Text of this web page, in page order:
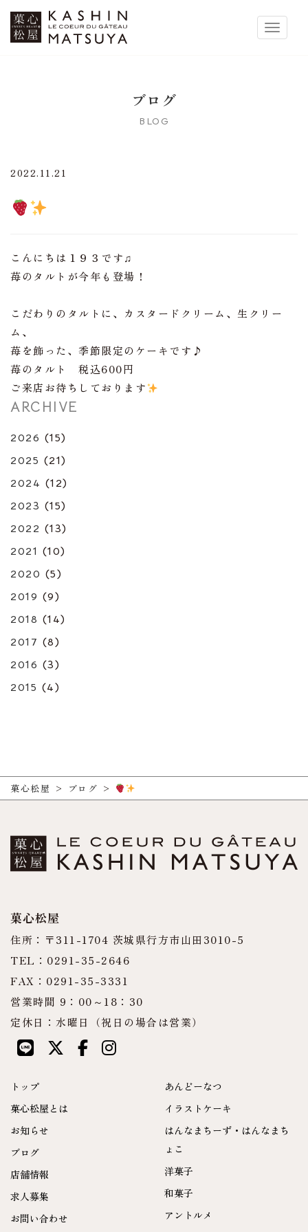
ブログ
BLOG
2022.11.21
こんにちは１９３です♫
苺のタルトが今年も登場！
こだわりのタルトに、カスタードクリーム、生クリー
ム、
苺を飾った、季節限定のケーキです♪
苺のタルト 税込600円
ご来店お待ちしております
ARCHIVE
2026 (15)
2025 (21)
2024 (12)
2023 (15)
2022 (13)
2021 (10)
2020 (5)
2019 (9)
2018 (14)
2017 (8)
2016 (3)
2015 (4)
菓心松屋 > ブログ >
菓心松屋
住所：〒311-1704 茨城県行方市山田3010-5
TEL：0291-35-2646
FAX：0291-35-3331
営業時間 9：00～18：30
定休日：水曜日（祝日の場合は営業）
トップ
菓心松屋とは
お知らせ
ブログ
店舗情報
求人募集
お問い合わせ
あんどーなつ
イラストケーキ
はんなまちーず・はんなまち
ょこ
洋菓子
和菓子
アントルメ